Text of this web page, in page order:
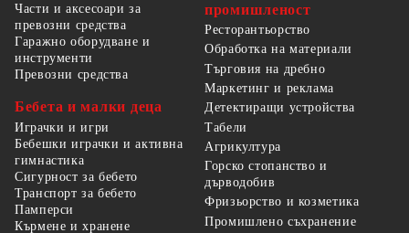
Части и аксесоари за
превозни средства
Гаражно оборудване и
инструменти
Превозни средства
Бебета и малки деца
Играчки и игри
Бебешки играчки и активна
гимнастика
Сигурност за бебето
Транспорт за бебето
Памперси
Кърмене и хранене
промишленост
Ресторантьорство
Обработка на материали
Търговия на дребно
Маркетинг и реклама
Детектиращи устройства
Табели
Агрикултура
Горско стопанство и
дърводобив
Фризьорство и козметика
Промишлено съхранение